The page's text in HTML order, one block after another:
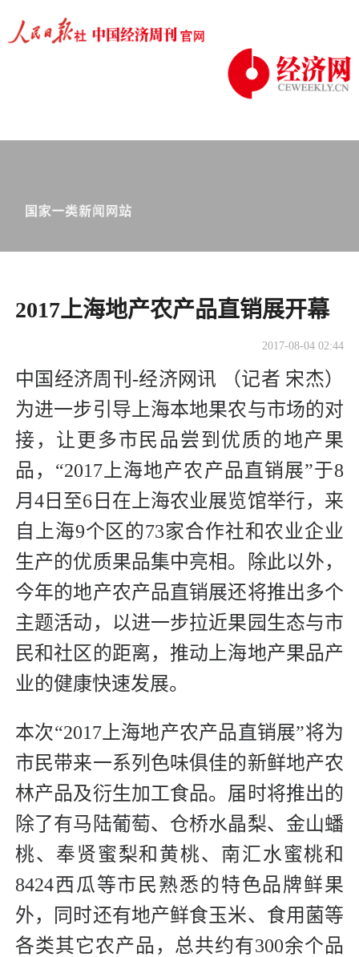
2017上海地产农产品直销展开幕
2017-08-04 02:44
中国经济周刊-经济网讯 （记者 宋杰）
为进一步引导上海本地果农与市场的对
接，让更多市民品尝到优质的地产果
品，“2017上海地产农产品直销展”于8
月4日至6日在上海农业展览馆举行，来
自上海9个区的73家合作社和农业企业
生产的优质果品集中亮相。除此以外，
今年的地产农产品直销展还将推出多个
主题活动，以进一步拉近果园生态与市
民和社区的距离，推动上海地产果品产
业的健康快速发展。
本次“2017上海地产农产品直销展”将为
市民带来一系列色味俱佳的新鲜地产农
林产品及衍生加工食品。届时将推出的
除了有马陆葡萄、仓桥水晶梨、金山蟠
桃、奉贤蜜梨和黄桃、南汇水蜜桃和
8424西瓜等市民熟悉的特色品牌鲜果
外，同时还有地产鲜食玉米、食用菌等
各类其它农产品，总共约有300余个品